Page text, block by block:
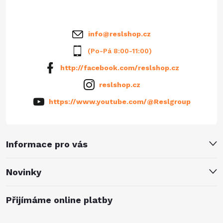
Informace pro vás
Novinky
info@reslshop.cz
(Po-Pá 8:00-11:00)
http://facebook.com/reslshop.cz
reslshop.cz
https://www.youtube.com/@Reslgroup
Přijímáme online platby